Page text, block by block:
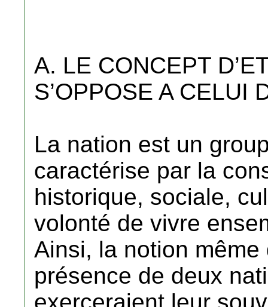
A. LE CONCEPT
S’OPPOSE A CELUI
La nation est un
caractérise par la
historique, sociale,
volonté de vivre
Ainsi, la notion même
présence de deux